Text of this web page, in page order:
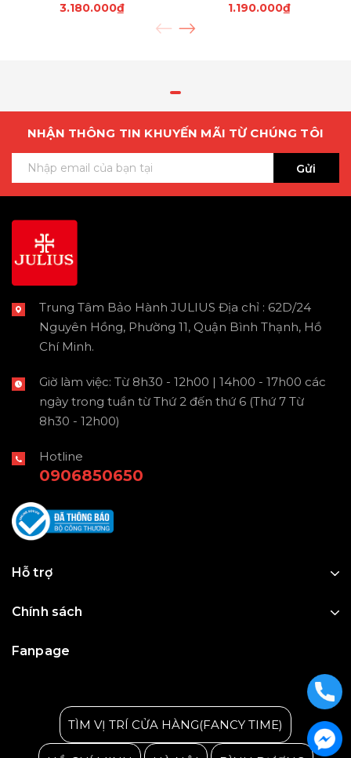
3.180.000₫
1.190.000₫
NHẬN THÔNG TIN KHUYẾN MÃI TỪ CHÚNG TÔI
Gửi
Trung Tâm Bảo Hành JULIUS Địa chỉ : 62D/24
Nguyên Hồng, Phường 11, Quận Bình Thạnh, Hồ
Chí Minh.
Giờ làm việc: Từ 8h30 - 12h00 | 14h00 - 17h00 các
ngày trong tuần từ Thứ 2 đến thứ 6 (Thứ 7 Từ
8h30 - 12h00)
Hotline
0906850650
Hỗ trợ
Chính sách
Fanpage
TÌM VỊ TRÍ CỬA HÀNG(FANCY TIME)